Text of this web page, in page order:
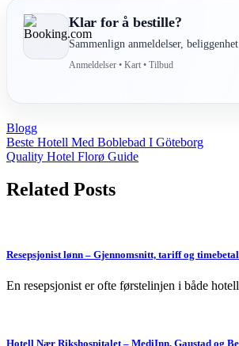
Klar for å bestille?
Sammenlign anmeldelser,
Anmeldelser • Kart • Tilbud
Blogg
Post
navigation
Beste Hotell Med Boblebad I Göteborg
Quality Hotel Florø Guide
Related Posts
Resepsjonist lønn – Gjennomsnitt, tariff og
En resepsjonist er ofte førstelinjen i både
Hotell Nær Rikshospitalet – MediInn, Gaustad og